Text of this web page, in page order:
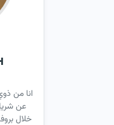
انا من
خلال